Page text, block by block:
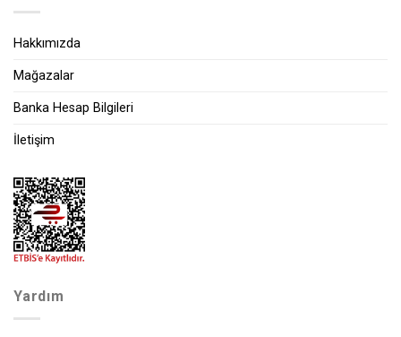
Hakkımızda
Mağazalar
Banka Hesap Bilgileri
İletişim
Yardım